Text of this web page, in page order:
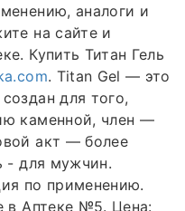
аналоги и
на сайте и
Купить Титан Гель
. Titan Gel — это
для того,
каменной, член —
акт — более
- для мужчин.
по применению.
в Аптеке №5. Цена: